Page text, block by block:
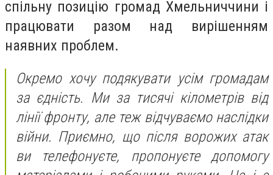
спільну позицію громад Хмельниччини і
працювати разом над вирішенням
наявних проблем.
Окремо хочу подякувати усім громадам
за єдність. Ми за тисячі кілометрів від
лінії фронту, але теж відчуваємо наслідки
війни. Приємно, що після ворожих атак
ви телефонуєте, пропонуєте допомогу